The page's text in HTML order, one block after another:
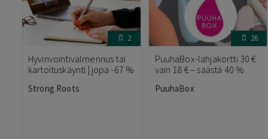
2
Hyvinvointivalmennus tai
kartoituskäynti | jopa -67 %
Strong Roots
26
PuuhaBox-lahjakortti 30 €
vain 18 € – säästä 40 %
PuuhaBox